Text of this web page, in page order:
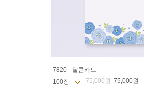
7820
달콤카드
75,000원 75,000원